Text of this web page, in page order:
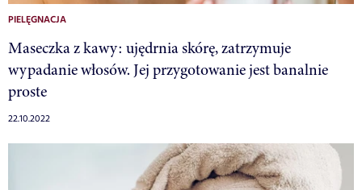
PIELĘGNACJA
Maseczka z kawy: ujędrnia skórę, zatrzymuje
wypadanie włosów. Jej przygotowanie jest banalnie
proste
22.10.2022